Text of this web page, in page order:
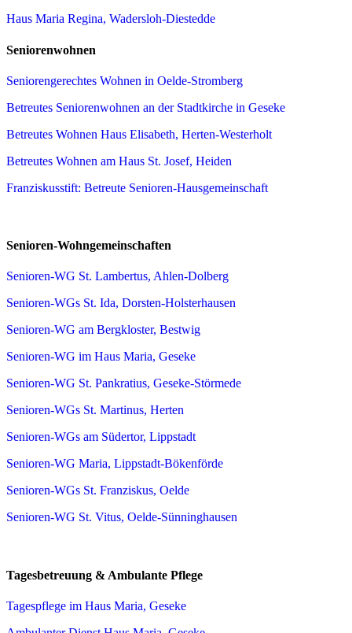
Haus Maria Regina, Wadersloh-Diestedde
Seniorenwohnen
Seniorengerechtes Wohnen in Oelde-Stromberg
Betreutes Seniorenwohnen an der Stadtkirche in Geseke
Betreutes Wohnen Haus Elisabeth, Herten-Westerholt
Betreutes Wohnen am Haus St. Josef, Heiden
Franziskusstift: Betreute Senioren-Hausgemeinschaft
Senioren-Wohngemeinschaften
Senioren-WG St. Lambertus, Ahlen-Dolberg
Senioren-WGs St. Ida, Dorsten-Holsterhausen
Senioren-WG am Bergkloster, Bestwig
Senioren-WG im Haus Maria, Geseke
Senioren-WG St. Pankratius, Geseke-Störmede
Senioren-WGs St. Martinus, Herten
Senioren-WGs am Südertor, Lippstadt
Senioren-WG Maria, Lippstadt-Bökenförde
Senioren-WGs St. Franziskus, Oelde
Senioren-WG St. Vitus, Oelde-Sünninghausen
Tagesbetreuung & Ambulante Pflege
Tagespflege im Haus Maria, Geseke